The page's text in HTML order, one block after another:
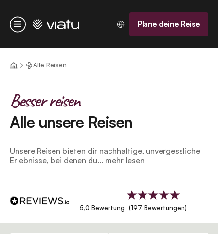
Menü
Startseite Plane deine Reise
Alle Reisen
Alle unsere Reisen
Besser reisen
Unsere Reisen bieten dir nachhaltige, unvergessliche
Erlebnisse, bei denen du... mehr lesen
5,0 Bewertung (197 Bewertungen)